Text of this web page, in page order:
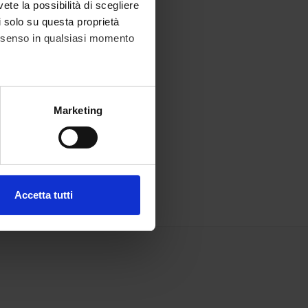
la possibilità di scegliere
su questa proprietà
in qualsiasi momento
metro,Marketing
Accetta tutti